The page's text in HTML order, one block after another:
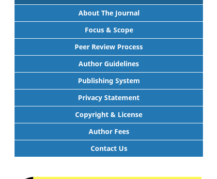
About The Journal
Focus & Scope
Peer Review Process
Author Guidelines
Publishing System
Privacy Statement
Copyright & License
Author Fees
Contact Us